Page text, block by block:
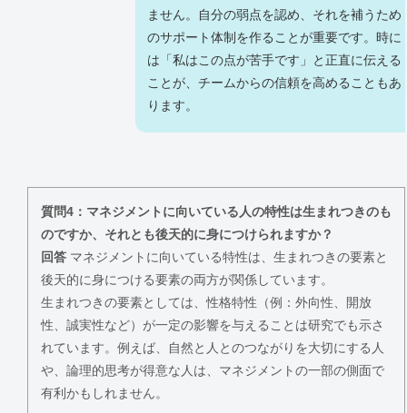
ません。自分の弱点を認め、それを補うため
のサポート体制を作ることが重要です。時に
は「私はこの点が苦手です」と正直に伝える
ことが、チームからの信頼を高めることもあ
ります。
質問4：マネジメントに向いている人の特性は生まれつきのも
のですか、それとも後天的に身につけられますか？
回答 マネジメントに向いている特性は、生まれつきの要素と
後天的に身につける要素の両方が関係しています。
生まれつきの要素としては、性格特性（例：外向性、開放
性、誠実性など）が一定の影響を与えることは研究でも示さ
れています。例えば、自然と人とのつながりを大切にする人
や、論理的思考が得意な人は、マネジメントの一部の側面で
有利かもしれません。